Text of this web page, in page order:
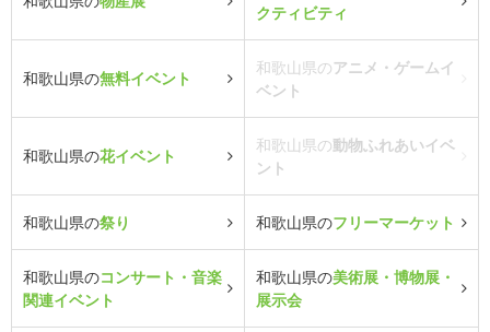
クティビティ
和歌山県の無料イベント
和歌山県のアニメ・ゲームイ
ベント
和歌山県の花イベント
和歌山県の動物ふれあいイベ
ント
和歌山県の祭り 和歌山県のフリーマーケット
和歌山県のコンサート・音楽
関連イベント
和歌山県の美術展・博物展・
展示会